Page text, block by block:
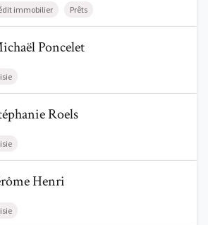
immobilier Prêts
Poncelet
Poncelet
Roels
Roels
Henri
Henri